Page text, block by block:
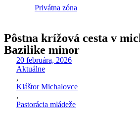
Privátna zóna
Pôstna krížová cesta v
Bazilike minor
20 februára, 2026
Aktuálne
,
Kláštor Michalovce
,
Pastorácia mládeže